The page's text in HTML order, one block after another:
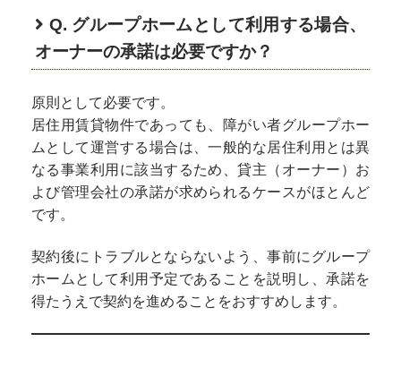
Q. グループホームとして利用する場合、
オーナーの承諾は必要ですか？
原則として必要です。
居住用賃貸物件であっても、障がい者グループホー
ムとして運営する場合は、一般的な居住利用とは異
なる事業利用に該当するため、貸主（オーナー）お
よび管理会社の承諾が求められるケースがほとんど
です。
契約後にトラブルとならないよう、事前にグループ
ホームとして利用予定であることを説明し、承諾を
得たうえで契約を進めることをおすすめします。